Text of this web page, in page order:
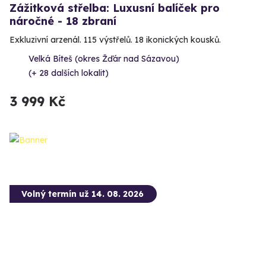
Zážitková střelba: Luxusní balíček pro
náročné - 18 zbraní
Exkluzivní arzenál. 115 výstřelů. 18 ikonických kousků.
Velká Bíteš (okres Žďár nad Sázavou)
(+ 28 dalších lokalit)
3 999 Kč
Volný termín už 14. 08. 2026